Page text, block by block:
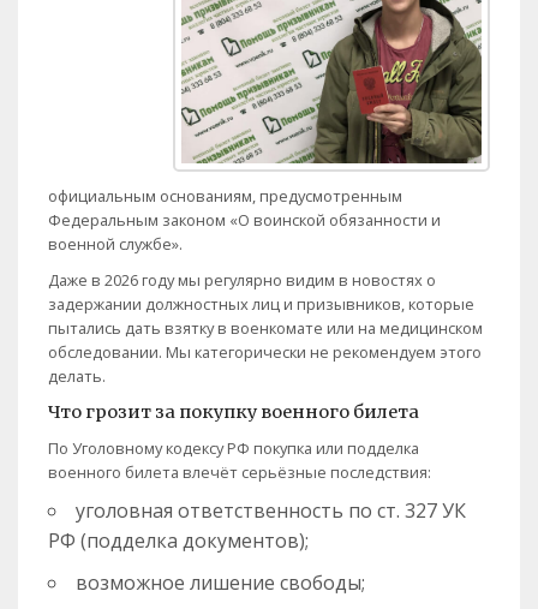
официальным основаниям, предусмотренным
Федеральным законом «О воинской обязанности и
военной службе».
Даже в 2026 году мы регулярно видим в новостях о
задержании должностных лиц и призывников, которые
пытались дать взятку в военкомате или на медицинском
обследовании. Мы категорически не рекомендуем этого
делать.
Что грозит за покупку военного билета
По Уголовному кодексу РФ покупка или подделка
военного билета влечёт серьёзные последствия:
уголовная ответственность по ст. 327 УК
РФ (подделка документов);
возможное лишение свободы;